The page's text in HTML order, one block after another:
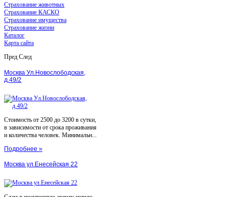
Страхование животных
Страхование КАСКО
Страхование имущества
Страхование жизни
Каталог
Карта сайта
Пред След
Москва Ул.Новослободская,
д.49/2
Стоимость от 2500 до 3200 в сутки,
в зависимости от срока проживания
и количества человек. Минимальн...
Подробнее »
Москва ул.Енесейская 22